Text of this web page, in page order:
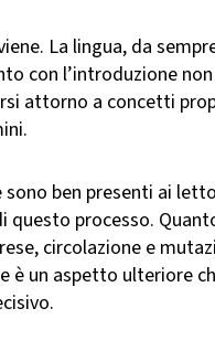
La lingua, da
con l’introduzione
attorno a concetti
ben presenti ai
processo.
circolazione e
è un aspetto ulteriore